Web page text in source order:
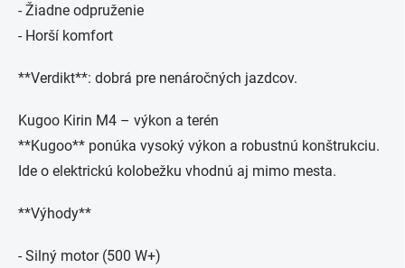
- Žiadne odpruženie
- Horší komfort
**Verdikt**: dobrá pre nenáročných jazdcov.
Kugoo Kirin M4 – výkon a terén
**Kugoo** ponúka vysoký výkon a robustnú konštrukciu.
Ide o elektrickú kolobežku vhodnú aj mimo mesta.
**Výhody**
- Silný motor (500 W+)